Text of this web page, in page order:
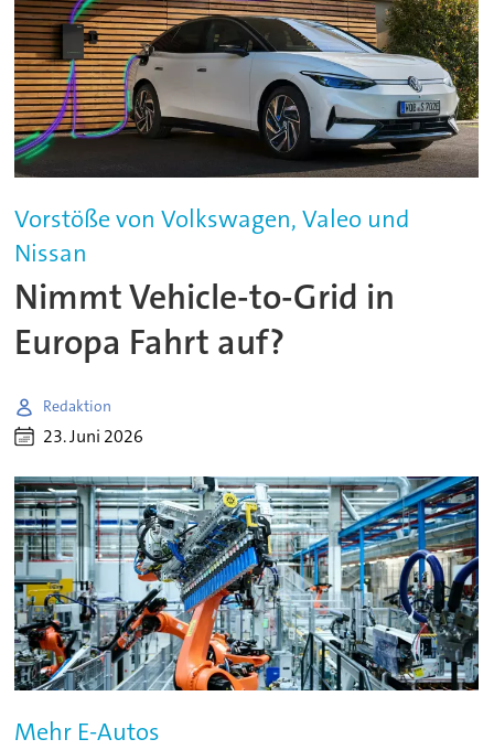
Vorstöße von Volkswagen, Valeo und
Nissan
Nimmt Vehicle-to-Grid in
Europa Fahrt auf?
Redaktion
23. Juni 2026
Mehr E-Autos